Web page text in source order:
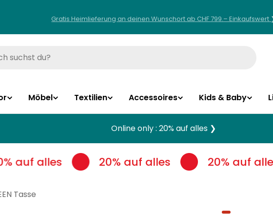
Gratis Heimlieferung an deinen Wunschort ab CHF 799.– Einkaufswert
Möbel Textilien Accessoires Kids & Baby
Online only : 20% auf alles ❯
auf alles 20% auf alles 20% auf
Tasse